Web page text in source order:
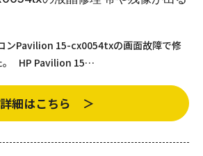
ンPavilion 15-cx0054txの画面故障で修
。 HP Pavilion 15…
詳細はこちら ＞